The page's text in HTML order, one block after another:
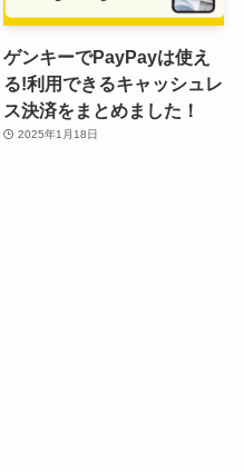
ゲンキーでPayPayは使え
る!利用できるキャッシュレ
ス決済をまとめました！
2025年1月18日